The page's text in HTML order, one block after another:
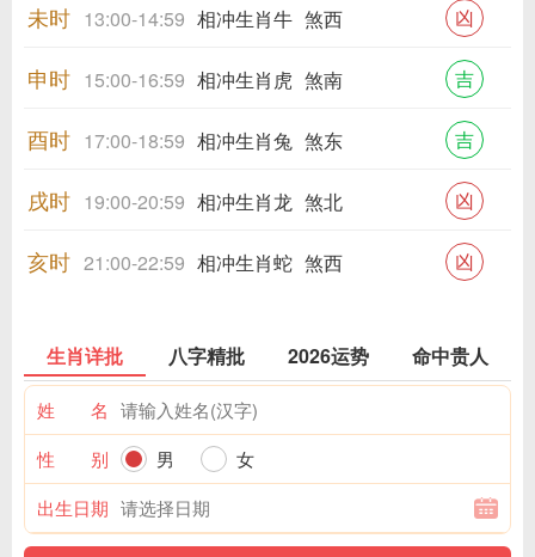
未时 13:00-14:59 相冲生肖牛 煞西 凶
申时 15:00-16:59 相冲生肖虎 煞南 吉
酉时 17:00-18:59 相冲生肖兔 煞东 吉
戌时 19:00-20:59 相冲生肖龙 煞北 凶
亥时 21:00-22:59 相冲生肖蛇 煞西 凶
生肖详批 八字精批 2026运势 命中贵人
姓 名
性 别
男
女
出生日期